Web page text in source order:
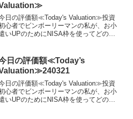
日の評価額≪Today's Valuation≫投資
心者でビンボーリーマンの私が、お小
いUPのためにNISA枠を使ってどの銘
るだけ投資に回すようにしています。
...
日の評価額≪Today’s
日の評価額≪Today's Valuation≫投資
心者でビンボーリーマンの私が、お小
いUPのためにNISA枠を使ってどの銘